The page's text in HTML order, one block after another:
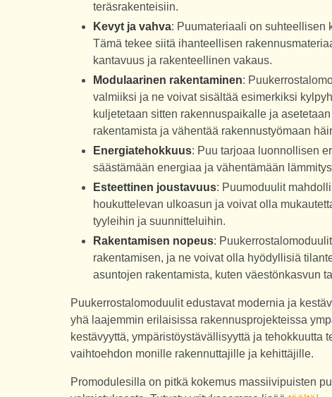
teräsrakenteisiin.
Kevyt ja vahva: Puumateriaali on suhteellisen
Tämä tekee siitä ihanteellisen
kantavuus ja rakenteellinen vakaus.
Modulaarinen rakentaminen:
valmiiksi ja ne voivat sisältää esimerkiksi
kuljetetaan sitten rakennuspaikalle ja
rakentamista ja vähentää rakennustyömaan
Energiatehokkuus: Puu tarjoaa luonnollisen
säästämään energiaa ja vähentämään
Esteettinen joustavuus: Puumoduulit
houkuttelevan ulkoasun ja voivat olla
tyyleihin ja suunnitteluihin.
Rakentamisen nopeus:
rakentamisen, ja ne voivat olla hyödyllisiä
asuntojen rakentamista, kuten väestönkasvun
Puukerrostalomoduulit edustavat modernia ja
yhä laajemmin erilaisissa rakennusprojekteissa
kestävyyttä, ympäristöystävällisyyttä ja tehokkuutta
vaihtoehdon monille rakennuttajille ja kehittäjille.
Promodulesilla on pitkä kokemus massiivipuisten